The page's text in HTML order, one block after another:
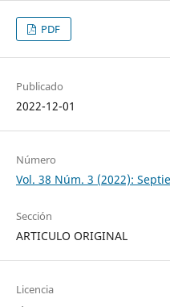
PDF
Publicado
2022-12-01
Número
Vol. 38 Núm. 3 (2022):
Sección
ARTICULO ORIGINAL
Licencia